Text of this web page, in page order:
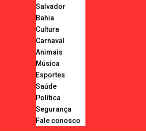
Salvador
Bahia
Cultura
Carnaval
Animais
Música
Esportes
Saúde
Política
Segurança
Fale conosco